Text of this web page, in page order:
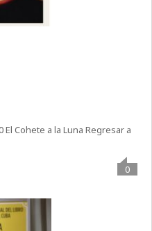
El Cohete a la Luna Regresar a
0